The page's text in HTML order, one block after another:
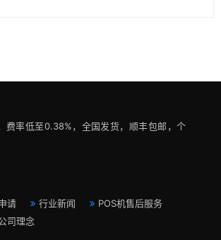
费率低至0.38%，全国发货，顺丰包邮，个
请 行业新闻
POS机售后服务
司理念